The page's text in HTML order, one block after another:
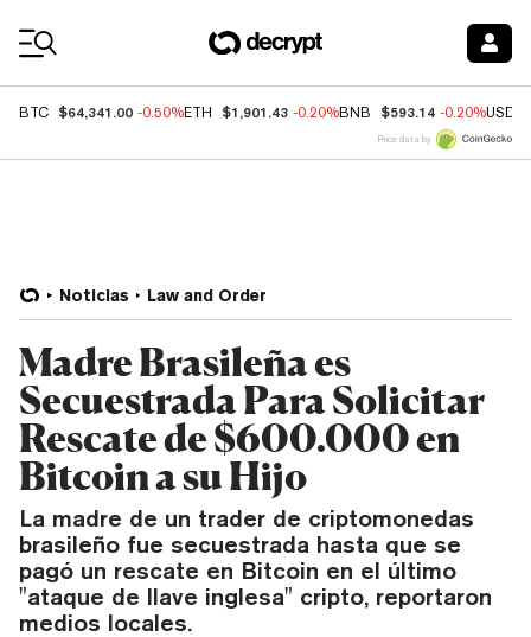
BTC $64,341.00 -0.50%ETH $1,901.43 -0.20%BNB $593.14 -0.20%USDC
Price data by
Noticias Law and Order
Madre Brasileña es
Secuestrada Para Solicitar
Rescate de $600.000 en
Bitcoin a su Hijo
La madre de un trader de criptomonedas
brasileño fue secuestrada hasta que se
pagó un rescate en Bitcoin en el último
"ataque de llave inglesa" cripto, reportaron
medios locales.